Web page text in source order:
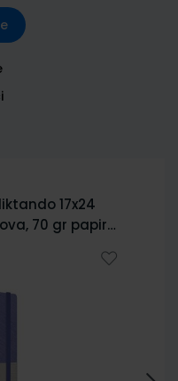
17x24
70 gr papir